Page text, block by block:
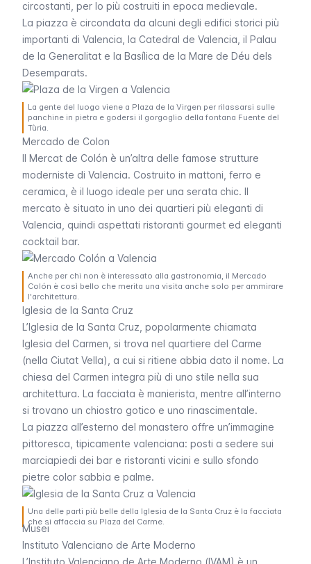
circostanti, per lo più costruiti in epoca medievale.
La piazza è circondata da alcuni degli edifici storici più
importanti di Valencia, la Catedral de Valencia, il Palau
de la Generalitat e la Basílica de la Mare de Déu dels
Desemparats.
La gente del luogo viene a Plaza de la Virgen per rilassarsi sulle
panchine in pietra e godersi il gorgoglio della fontana Fuente del
Tùria.
Mercado de Colon
Il Mercat de Colón è un’altra delle famose strutture
moderniste di Valencia. Costruito in mattoni, ferro e
ceramica, è il luogo ideale per una serata chic. Il
mercato è situato in uno dei quartieri più eleganti di
Valencia, quindi aspettati ristoranti gourmet ed eleganti
cocktail bar.
Anche per chi non è interessato alla gastronomia, il Mercado
Colón è così bello che merita una visita anche solo per ammirare
l'architettura.
Iglesia de la Santa Cruz
L’Iglesia de la Santa Cruz, popolarmente chiamata
Iglesia del Carmen , si trova nel quartiere del Carme
(nella Ciutat Vella), a cui si ritiene abbia dato il nome. La
chiesa del Carmen integra più di uno stile nella sua
architettura. La facciata è manierista, mentre all’interno
si trovano un chiostro gotico e uno rinascimentale.
La piazza all’esterno del monastero offre un’immagine
pittoresca, tipicamente valenciana: posti a sedere sui
marciapiedi dei bar e ristoranti vicini e sullo sfondo
pietre color sabbia e palme.
Una delle parti più belle della Iglesia de la Santa Cruz è la facciata
che si affaccia su Plaza del Carme.
Musei
Instituto Valenciano de Arte Moderno
L’Instituto Valenciano de Arte Moderno (IVAM) è un